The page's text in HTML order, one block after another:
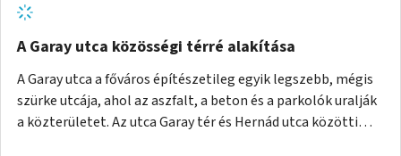
A Garay utca közösségi térré alakítása
A Garay utca a főváros építészetileg egyik legszebb, mégis
szürke utcája, ahol az aszfalt, a beton és a parkolók uralják
a közterületet. Az utca Garay tér és Hernád utca közötti